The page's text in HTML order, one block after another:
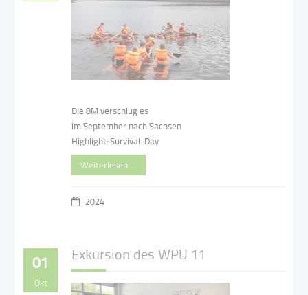
Die 8M verschlug es
im September nach Sachsen
Highlight: Survival-Day
Weiterlesen …
2024
01
Okt
Exkursion des WPU 11